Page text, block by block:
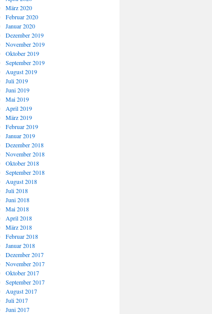
März 2020
Februar 2020
Januar 2020
Dezember 2019
November 2019
Oktober 2019
September 2019
August 2019
Juli 2019
Juni 2019
Mai 2019
April 2019
März 2019
Februar 2019
Januar 2019
Dezember 2018
November 2018
Oktober 2018
September 2018
August 2018
Juli 2018
Juni 2018
Mai 2018
April 2018
März 2018
Februar 2018
Januar 2018
Dezember 2017
November 2017
Oktober 2017
September 2017
August 2017
Juli 2017
Juni 2017